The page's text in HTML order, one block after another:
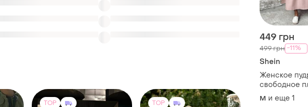
449 грн
499 грн -11%
Shein
Женское
свободное
с разрезами
M и еще 1